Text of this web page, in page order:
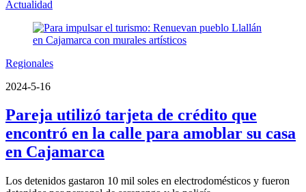
Actualidad
Regionales
2024-5-16
Pareja utilizó tarjeta de crédito que
encontró en la calle para amoblar su casa
en Cajamarca
Los detenidos gastaron 10 mil soles en electrodomésticos y fueron